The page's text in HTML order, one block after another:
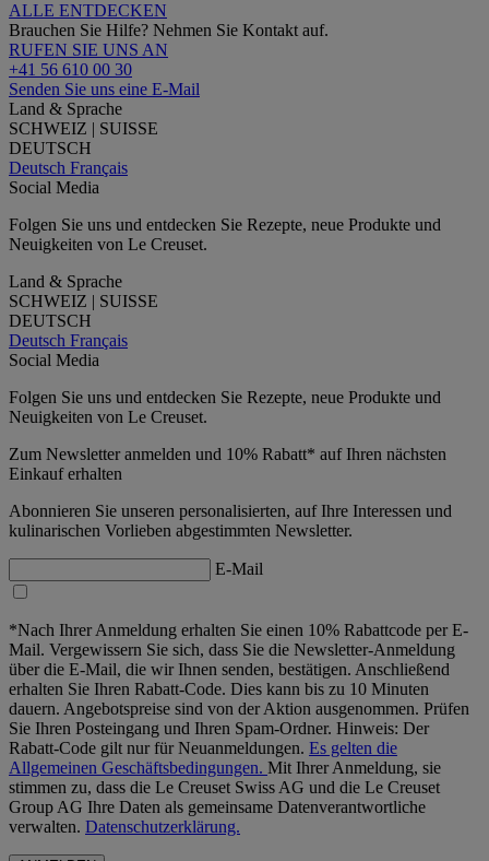
ALLE ENTDECKEN
Brauchen Sie Hilfe? Nehmen Sie Kontakt auf.
RUFEN SIE UNS AN
+41 56 610 00 30
Senden Sie uns eine E-Mail
Land & Sprache
SCHWEIZ | SUISSE
DEUTSCH
Deutsch Français
Social Media
Folgen Sie uns und entdecken Sie Rezepte, neue Produkte und
Neuigkeiten von Le Creuset.
Land & Sprache
SCHWEIZ | SUISSE
DEUTSCH
Deutsch Français
Social Media
Folgen Sie uns und entdecken Sie Rezepte, neue Produkte und
Neuigkeiten von Le Creuset.
Zum Newsletter anmelden und 10% Rabatt* auf Ihren nächsten
Einkauf erhalten
Abonnieren Sie unseren personalisierten, auf Ihre Interessen und
kulinarischen Vorlieben abgestimmten Newsletter.
E-Mail
*Nach Ihrer Anmeldung erhalten Sie einen 10% Rabattcode per E-
Mail. Vergewissern Sie sich, dass Sie die Newsletter-Anmeldung
über die E-Mail, die wir Ihnen senden, bestätigen. Anschließend
erhalten Sie Ihren Rabatt-Code. Dies kann bis zu 10 Minuten
dauern. Angebotspreise sind von der Aktion ausgenommen. Prüfen
Sie Ihren Posteingang und Ihren Spam-Ordner. Hinweis: Der
Rabatt-Code gilt nur für Neuanmeldungen. Es gelten die
Allgemeinen Geschäftsbedingungen. Mit Ihrer Anmeldung, sie
stimmen zu, dass die Le Creuset Swiss AG und die Le Creuset
Group AG Ihre Daten als gemeinsame Datenverantwortliche
verwalten. Datenschutzerklärung.